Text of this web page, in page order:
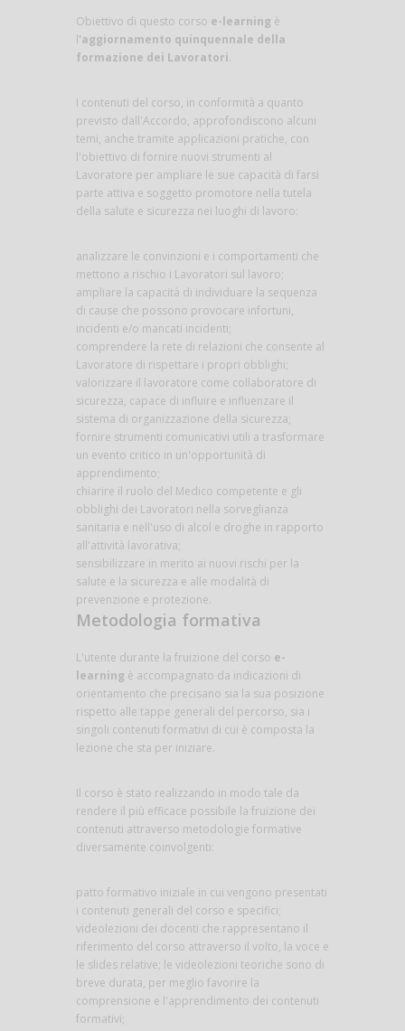
Obiettivo di questo corso e-learning è
l'aggiornamento quinquennale della
formazione dei Lavoratori.
I contenuti del corso, in conformità a quanto
previsto dall'Accordo, approfondiscono alcuni
temi, anche tramite applicazioni pratiche, con
l'obiettivo di fornire nuovi strumenti al
Lavoratore per ampliare le sue capacità di farsi
parte attiva e soggetto promotore nella tutela
della salute e sicurezza nei luoghi di lavoro:
analizzare le convinzioni e i comportamenti che
mettono a rischio i Lavoratori sul lavoro;
ampliare la capacità di individuare la sequenza
di cause che possono provocare infortuni,
incidenti e/o mancati incidenti;
comprendere la rete di relazioni che consente al
Lavoratore di rispettare i propri obblighi;
valorizzare il lavoratore come collaboratore di
sicurezza, capace di influire e influenzare il
sistema di organizzazione della sicurezza;
fornire strumenti comunicativi utili a trasformare
un evento critico in un'opportunità di
apprendimento;
chiarire il ruolo del Medico competente e gli
obblighi dei Lavoratori nella sorveglianza
sanitaria e nell'uso di alcol e droghe in rapporto
all'attività lavorativa;
sensibilizzare in merito ai nuovi rischi per la
salute e la sicurezza e alle modalità di
prevenzione e protezione.
Metodologia formativa
L'utente durante la fruizione del corso e-
learning è accompagnato da indicazioni di
orientamento che precisano sia la sua posizione
rispetto alle tappe generali del percorso, sia i
singoli contenuti formativi di cui è composta la
lezione che sta per iniziare.
Il corso è stato realizzando in modo tale da
rendere il più efficace possibile la fruizione dei
contenuti attraverso metodologie formative
diversamente coinvolgenti:
patto formativo iniziale in cui vengono presentati
i contenuti generali del corso e specifici;
videolezioni dei docenti che rappresentano il
riferimento del corso attraverso il volto, la voce e
le slides relative; le videolezioni teoriche sono di
breve durata, per meglio favorire la
comprensione e l'apprendimento dei contenuti
formativi;